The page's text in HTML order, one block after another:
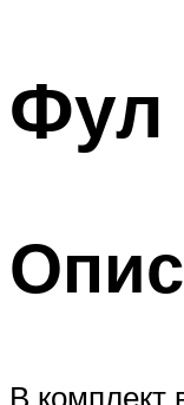
Фул
В комплект